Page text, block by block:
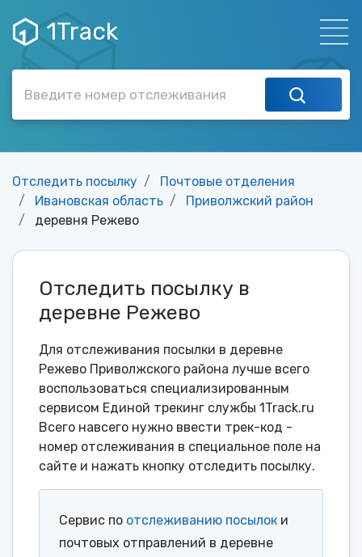
1Track
Отследить посылку
Почтовые отделения
Ивановская область
Приволжский район
деревня Режево
Отследить посылку в
деревне Режево
Для отслеживания посылки в деревне
Режево Приволжского района лучше всего
воспользоваться специализированным
сервисом Единой трекинг службы 1Track.ru
Всего навсего нужно ввести трек-код -
номер отслеживания в специальное поле на
сайте и нажать кнопку отследить посылку.
Сервис по отслеживанию посылок и
почтовых отправлений в деревне